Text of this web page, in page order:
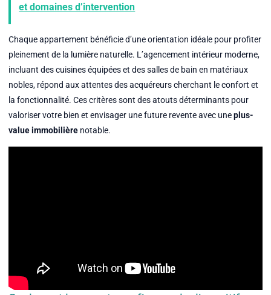
et domaines d’intervention
Chaque appartement bénéficie d’une orientation idéale pour profiter
pleinement de la lumière naturelle. L’agencement intérieur moderne,
incluant des cuisines équipées et des salles de bain en matériaux
nobles, répond aux attentes des acquéreurs cherchant le confort et
la fonctionnalité. Ces critères sont des atouts déterminants pour
valoriser votre bien et envisager une future revente avec uneplus-
value immobilièrenotable.